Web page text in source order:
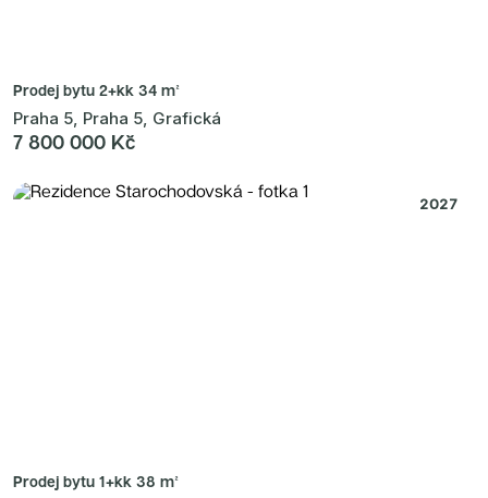
Prodej bytu 2+kk 34 m²
Praha 5, Praha 5, Grafická
7 800 000 Kč
2027
Prodej bytu 1+kk 38 m²